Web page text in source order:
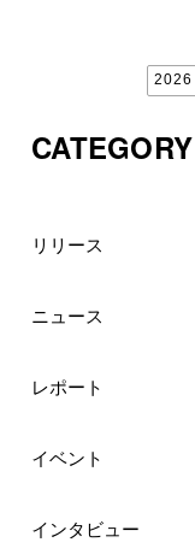
CATEGORY
リリース
ニュース
レポート
イベント
インタビュー